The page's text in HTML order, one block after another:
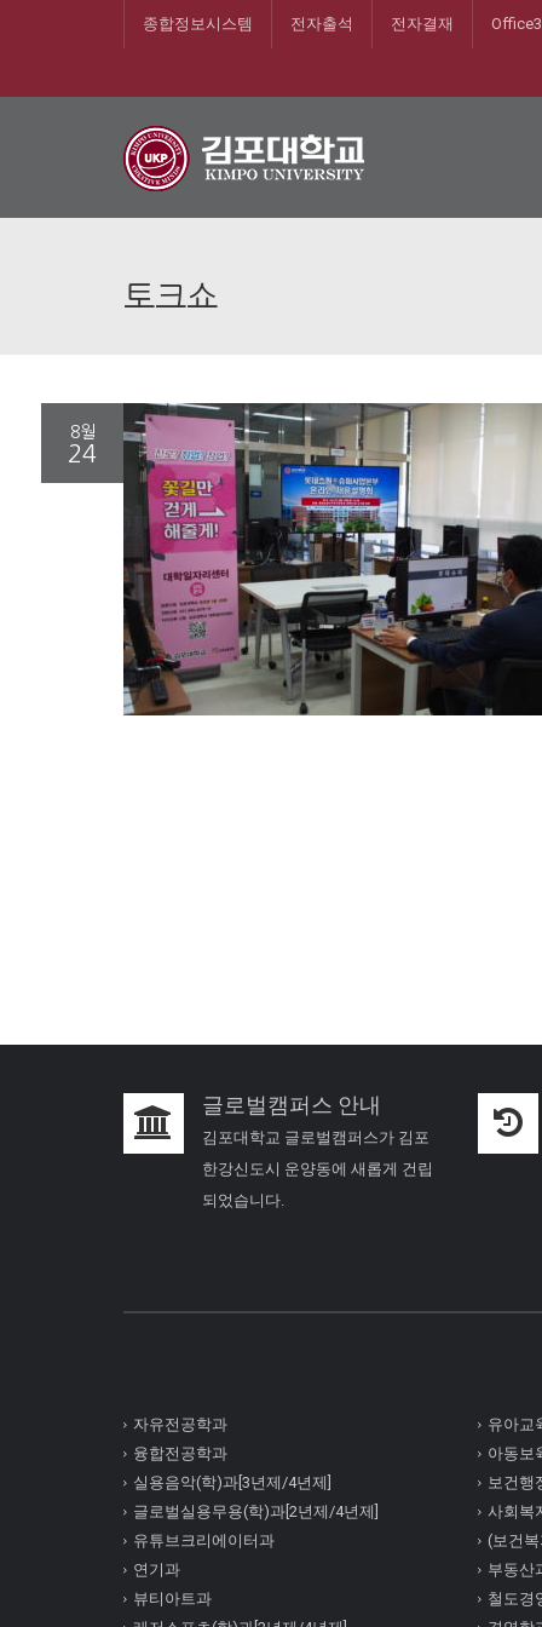
종합정보시스템 전자출석 전자결재
토크쇼
8월
24
글로벌캠퍼스 안내
김포대학교 글로벌캠퍼스가 김포
한강신도시 운양동에 새롭게 건립
되었습니다.
자유전공학과
융합전공학과
실용음악(학)과[3년제/4년제]
글로벌실용무용(학)과[2년제/4년제]
유튜브크리에이터과
연기과
뷰티아트과
유아교
아동보
보건행
사회복
(보건
부동산
철도경